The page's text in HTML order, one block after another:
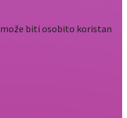
može biti osobito koristan